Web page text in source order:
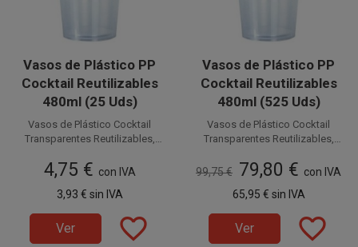
Vasos de Plástico PP
Cocktail Reutilizables
480ml (25 Uds)
Vasos de Plástico Cocktail
Transparentes Reutilizables,
Estos Vasos Reutilizables de
cubatas, cervezas, mojitos,
combinados, etc.
Disponible a la venta en
4,75 € con IVA
3,93 € sin IVA
Ver favorite_border
Vasos de Plástico PP
Cocktail Reutilizables
480ml (525 Uds)
Vasos de Plástico Cocktail
Transparentes Reutilizables,
con capacidad para 480 cc.
Plástico
Inyectado son ideales para
cubatas, cervezas, mojitos,
99,75 € 79,80 € con IVA
65,95 € sin IVA
Ver favorite_border